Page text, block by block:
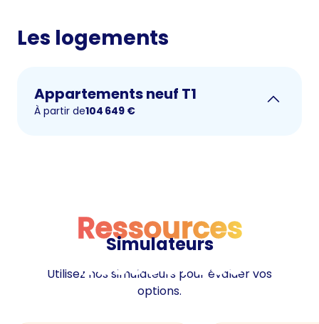
Les logements
Appartements neuf T1
À partir de104 649 €
Ressources
Ressources
Simulateurs
Utilisez nos simulateurs pour évaluer vos
options.